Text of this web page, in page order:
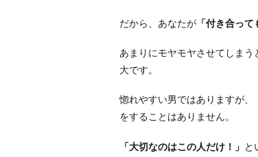
だから、あなたが 「付き合って
あまりにモヤモヤさせてしまう
大です。
惚れやすい男ではありますが、
をすることはありません。
「大切なのはこの人だけ！」 と